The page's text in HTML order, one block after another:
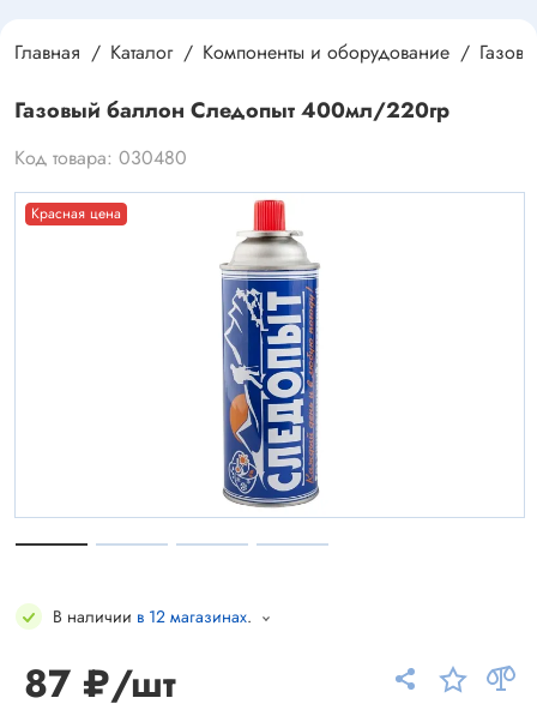
Главная Каталог Компоненты и оборудование
Газовый баллон Следопыт 400мл/220гр
Код товара: 030480
Красная цена
В наличии в 12 магазинах.
87 ₽/шт